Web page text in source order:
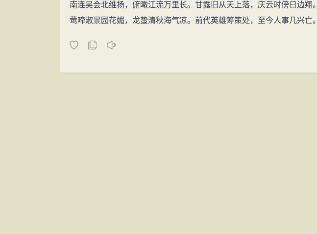
南连吴会北维扬，俯瞰江流万里长。甘露旧从天上落，庆云时傍日边翔。
莺啼淑景园花媚，龙蛰清秋海气凉。前代英雄筹策处，至今人事几兴亡。